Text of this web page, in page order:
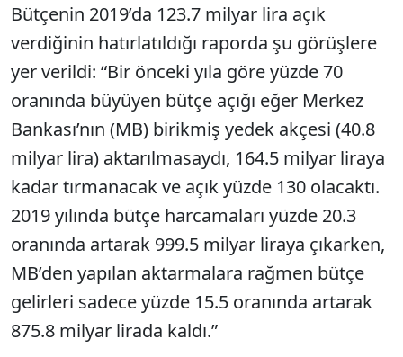
Bütçenin 2019’da 123.7 milyar lira açık
verdiğinin hatırlatıldığı raporda şu görüşlere
yer verildi: “Bir önceki yıla göre yüzde 70
oranında büyüyen bütçe açığı eğer Merkez
Bankası’nın (MB) birikmiş yedek akçesi (40.8
milyar lira) aktarılmasaydı, 164.5 milyar liraya
kadar tırmanacak ve açık yüzde 130 olacaktı.
2019 yılında bütçe harcamaları yüzde 20.3
oranında artarak 999.5 milyar liraya çıkarken,
MB’den yapılan aktarmalara rağmen bütçe
gelirleri sadece yüzde 15.5 oranında artarak
875.8 milyar lirada kaldı.”